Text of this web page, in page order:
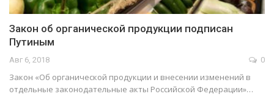
Закон об органической продукции подписан
Путиным
Авг 6, 2018 0
Закон «Об органической продукции и внесении изменений в
отдельные законодательные акты Российской Федерации»…